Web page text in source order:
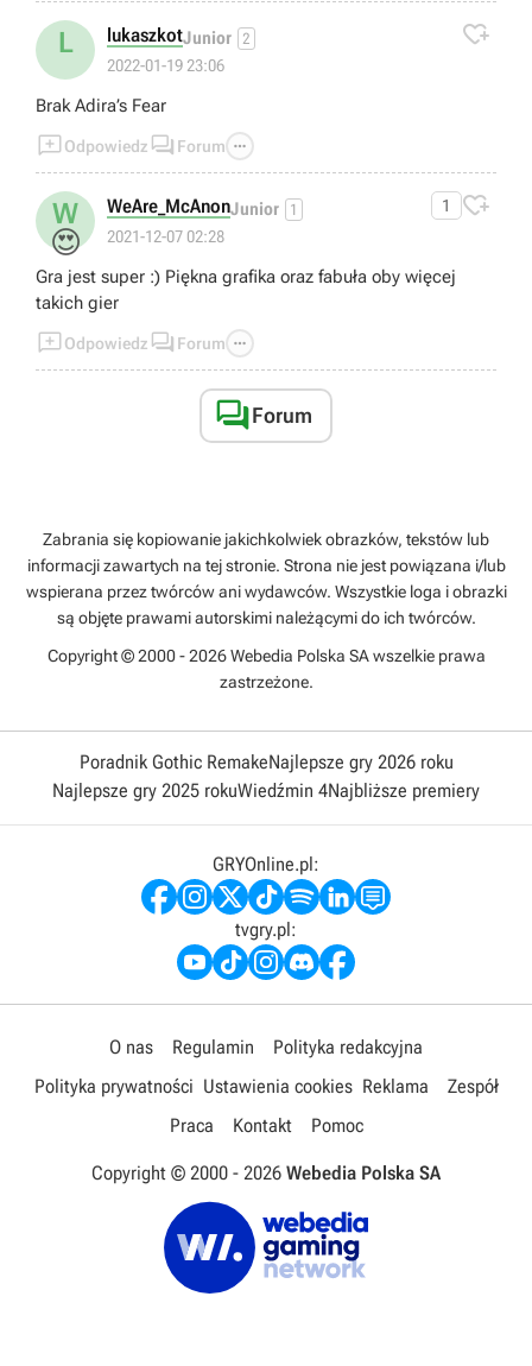
L lukaszkotJunior 2
2022-01-19 23:06

Brak Adira’s Fear
Odpowiedz  Forum 
W
😍
WeAre_McAnonJunior 1
2021-12-07 02:28
1 
Gra jest super :) Piękna grafika oraz fabuła oby więcej
takich gier
Odpowiedz  Forum 
Forum
Zabrania się kopiowanie jakichkolwiek obrazków, tekstów lub
informacji zawartych na tej stronie. Strona nie jest powiązana i/lub
wspierana przez twórców ani wydawców. Wszystkie loga i obrazki
są objęte prawami autorskimi należącymi do ich twórców.
Copyright © 2000 - 2026 Webedia Polska SA wszelkie prawa
zastrzeżone.
Poradnik Gothic RemakeNajlepsze gry 2026 roku
Najlepsze gry 2025 rokuWiedźmin 4Najbliższe premiery
GRYOnline.pl:
tvgry.pl:
O nas Regulamin
Polityka redakcyjna
Polityka prywatności Ustawienia cookies Reklama
Zespół
Praca
Kontakt Pomoc
Copyright © 2000 - 2026 Webedia Polska SA